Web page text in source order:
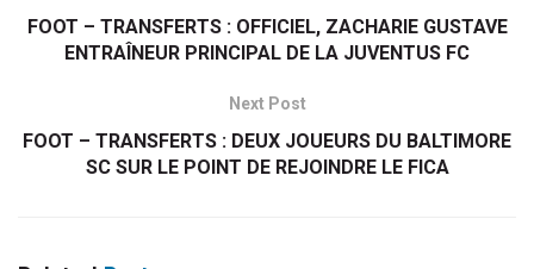
FOOT – TRANSFERTS : OFFICIEL, ZACHARIE GUSTAVE
ENTRAÎNEUR PRINCIPAL DE LA JUVENTUS FC
Next Post
FOOT – TRANSFERTS : DEUX JOUEURS DU BALTIMORE
SC SUR LE POINT DE REJOINDRE LE FICA